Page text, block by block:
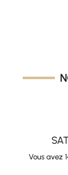
Vous avez